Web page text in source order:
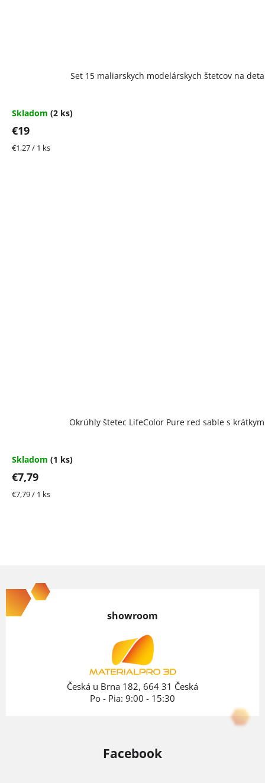
Set 15 maliarskych modelárskych štetcov na
Skladom (2 ks)
€19
Jednotková
€1,27 / 1 ks
Okrúhly štetec LifeColor Pure red sable s
Skladom (1 ks)
€7,79
Jednotková
€7,79 / 1 ks
á
p
showroom
Česká u Brna 182, 664 31 Česká
Po - Pia: 9:00 - 15:30
Facebook